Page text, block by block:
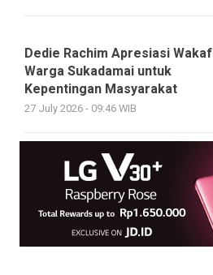
Dedie Rachim Apresiasi Wakaf
Warga Sukadamai untuk
Kepentingan Masyarakat
27 July 2026 - 09:46 WIB